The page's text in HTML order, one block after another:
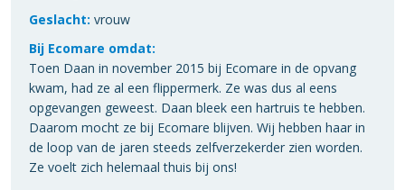
Geslacht: vrouw
Bij Ecomare omdat:
Toen Daan in november 2015 bij Ecomare in de opvang
kwam, had ze al een flippermerk. Ze was dus al eens
opgevangen geweest. Daan bleek een hartruis te hebben.
Daarom mocht ze bij Ecomare blijven. Wij hebben haar in
de loop van de jaren steeds zelfverzekerder zien worden.
Ze voelt zich helemaal thuis bij ons!